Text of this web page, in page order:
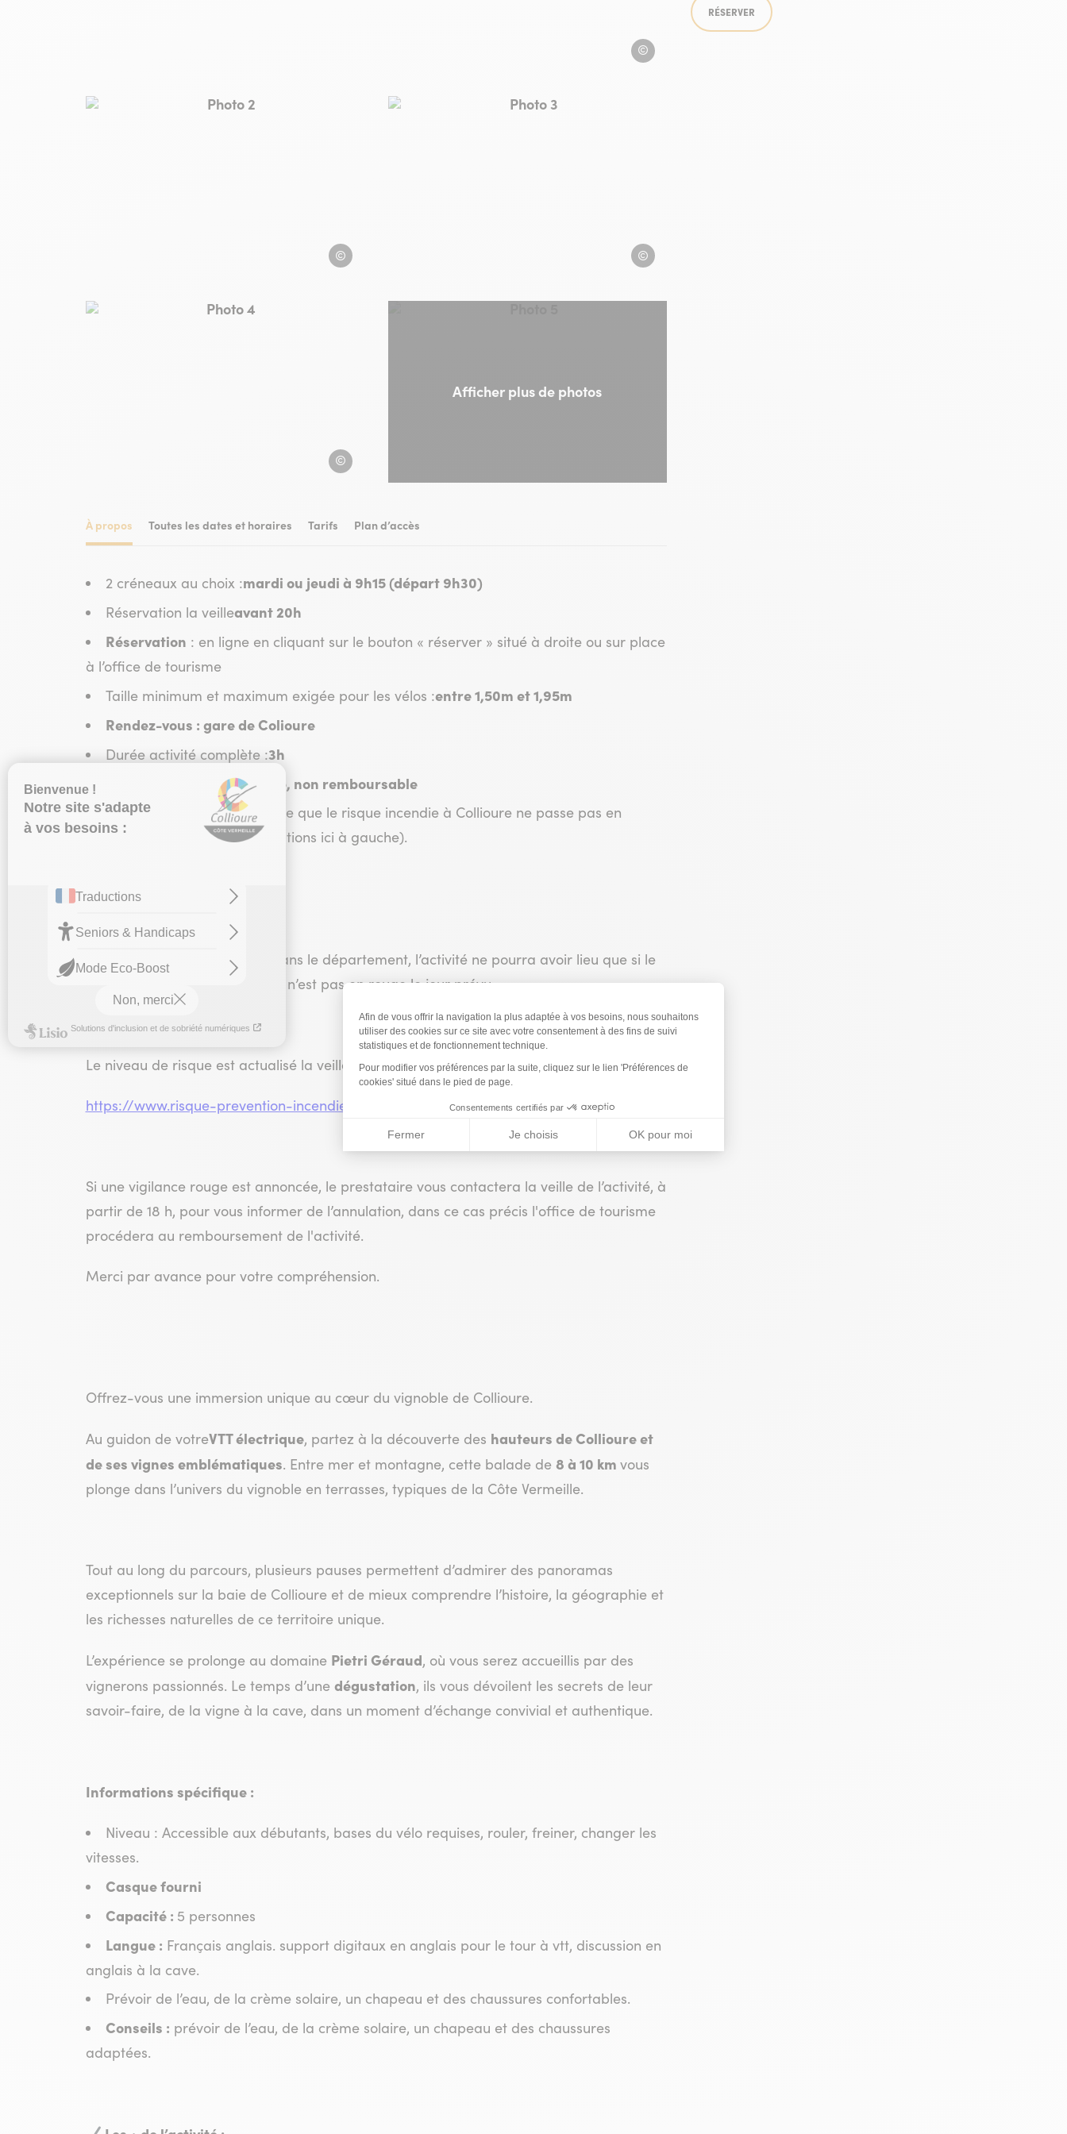
Bike truck Albera
Photo 2, © Bike truck Albera
Bike truck Albera
Photo 3, © Bike truck Albera
Bike truck Albera
Photo 4, © Bike truck Albera
Bike truck Albera
Afficher plus de photos
À propos Toutes les dates et horaires Tarifs Plan d’accès
2 créneaux au choix :mardi ou jeudi à 9h15 (départ 9h30)
Réservation la veilleavant 20h
Réservation : en ligne en cliquant sur le bouton « réserver » situé à droite ou sur place
à l’office de tourisme
Taille minimum et maximum exigée pour les vélos :entre 1,50m et 1,95m
Rendez-vous : gare de Colioure
Durée activité complète :3h
Réservation non annulable, non remboursable
Activité possible sous réserve que le risque incendie à Collioure ne passe pas en
vigilance rouge (plus d'informations ici à gauche).
En raison du risque incendie dans le département, l’activité ne pourra avoir lieu que si le
niveau de vigilance à Collioure n’est pas en rouge le jour prévu.
Le niveau de risque est actualisé la veille à partir de 18 h sur le site suivant :
https://www.risque-prevention-incendie.fr/66
Si une vigilance rouge est annoncée, le prestataire vous contactera la veille de l’activité, à
partir de 18 h, pour vous informer de l’annulation, dans ce cas précis l'office de tourisme
procédera au remboursement de l'activité.
Merci par avance pour votre compréhension.
Offrez-vous une immersion unique au cœur du vignoble de Collioure.
Au guidon de votreVTT électrique, partez à la découverte des hauteurs de Collioure et
de ses vignes emblématiques. Entre mer et montagne, cette balade de 8 à 10 km vous
plonge dans l’univers du vignoble en terrasses, typiques de la Côte Vermeille.
Tout au long du parcours, plusieurs pauses permettent d’admirer des panoramas
exceptionnels sur la baie de Collioure et de mieux comprendre l’histoire, la géographie et
les richesses naturelles de ce territoire unique.
L’expérience se prolonge au domaine Pietri Géraud, où vous serez accueillis par des
vignerons passionnés. Le temps d’une dégustation, ils vous dévoilent les secrets de leur
savoir-faire, de la vigne à la cave, dans un moment d’échange convivial et authentique.
Informations spécifique :
Niveau : Accessible aux débutants, bases du vélo requises, rouler, freiner, changer les
vitesses.
Casque fourni
Capacité : 5 personnes
Langue : Français anglais. support digitaux en anglais pour le tour à vtt, discussion en
anglais à la cave.
Prévoir de l’eau, de la crème solaire, un chapeau et des chaussures confortables.
Conseils : prévoir de l’eau, de la crème solaire, un chapeau et des chaussures
adaptées.
RÉSERVER